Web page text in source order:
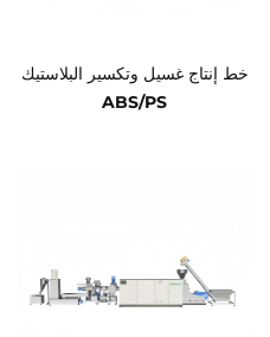
خط إنتاج غسيل وتكسير البلاستيك
ABS/PS